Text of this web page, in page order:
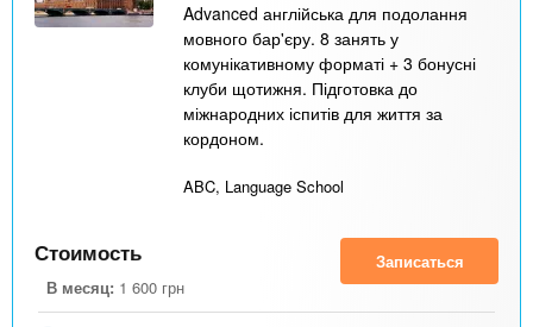
Advanced англійська для подолання
мовного бар'єру. 8 занять у
комунікативному форматі + 3 бонусні
клуби щотижня. Підготовка до
міжнародних іспитів для життя за
кордоном.
ABC, Language School
Стоимость
В месяц: 1 600 грн
Записаться